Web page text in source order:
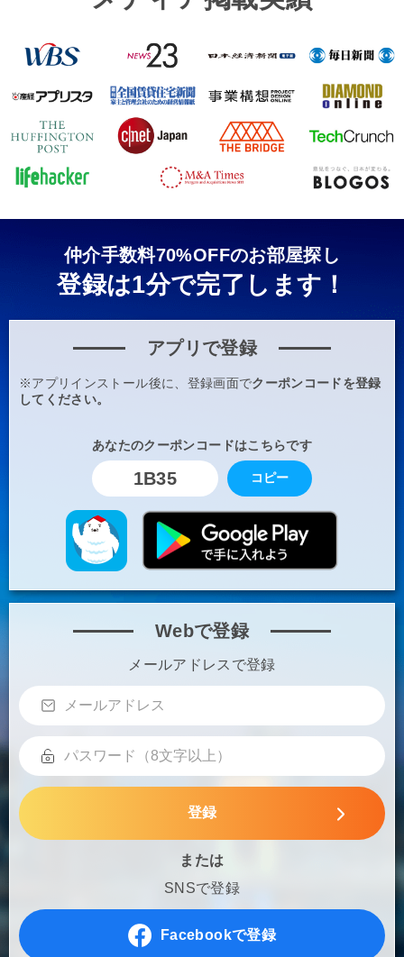
仲介手数料70%OFFのお部屋探し
登録は1分で完了します！
アプリで登録
※アプリインストール後に、登録画面でクーポンコードを登録
してください。
あなたのクーポンコードはこちらです
1B35 コピー
Webで登録
メールアドレスで登録
登録
または
SNSで登録
Facebookで登録